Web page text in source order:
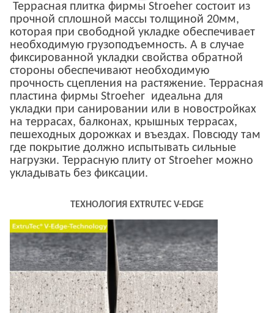
Террасная плитка фирмы Stroeher состоит из
прочной сплошной массы толщиной 20мм,
которая при свободной укладке обеспечивает
необходимую грузоподъемность. А в случае
фиксированной укладки свойства обратной
стороны обеспечивают необходимую
прочность сцепления на растяжение. Террасная
пластина фирмы Stroeher идеальна для
укладки при санировании или в новостройках
на террасах, балконах, крышных террасах,
пешеходных дорожках и въездах. Повсюду там
где покрытие должно испытывать сильные
нагрузки. Террасную плиту от Stroeher можно
укладывать без фиксации.
ТЕХНОЛОГИЯ EXTRUTEC V-EDGE